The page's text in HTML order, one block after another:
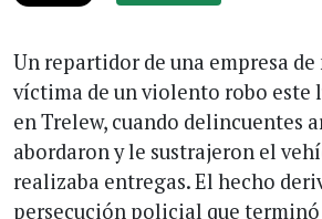
Un repartidor de una empresa
víctima de un violento robo este
en Trelew, cuando delincuentes
abordaron y le sustrajeron el
realizaba entregas. El hecho
persecución policial que